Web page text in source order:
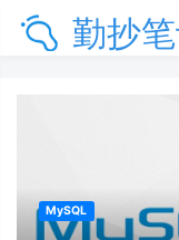
勤抄
MySQL